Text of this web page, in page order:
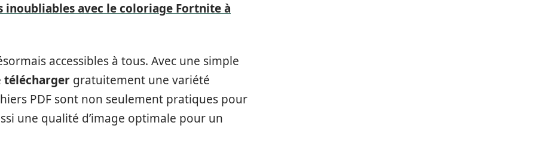
inoubliables avec le coloriage Fortnite à
accessibles à tous. Avec une simple
télécharger gratuitement une variété
PDF sont non seulement pratiques pour
une qualité d’image optimale pour un